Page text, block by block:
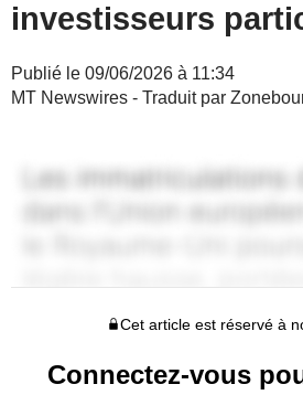
investisseurs
Publié le 09/06/2026 à 11:34
MT Newswires - Traduit par
Cet article est réservé à
Connectez-vous